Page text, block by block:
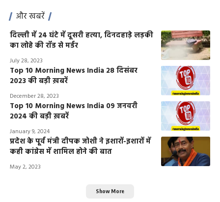
और खबरें
दिल्ली में 24 घंटे में दूसरी हत्या, दिनदहाड़े लड़की
का लोहे की रॉड से मर्डर
July 28, 2023
Top 10 Morning News India 28 दिसंबर
2023 की बड़ी ख़बरें
December 28, 2023
Top 10 Morning News India 09 जनवरी
2024 की बड़ी ख़बरें
January 9, 2024
प्रदेश के पूर्व मंत्री दीपक जोशी ने इशारों-इशारों में
कही कांग्रेस में शामिल होने की बात
May 2, 2023
Show More